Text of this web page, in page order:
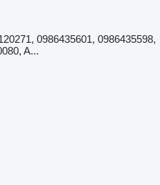
0986435601, 0986435598,
A...